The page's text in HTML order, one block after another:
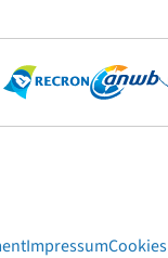
ImpressumCookies